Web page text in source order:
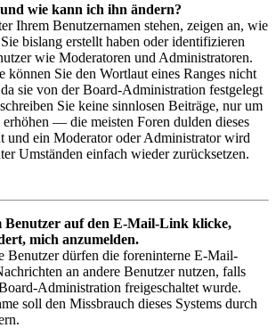
wie kann ich ihn ändern?
Ihrem Benutzernamen stehen, zeigen an, wie
bislang erstellt haben oder identifizieren
wie Moderatoren und Administratoren.
können Sie den Wortlaut eines Ranges nicht
sie von der Board-Administration festgelegt
Sie keine sinnlosen Beiträge, nur um
— die meisten Foren dulden dieses
und ein Moderator oder Administrator wird
Umständen einfach wieder zurücksetzen.
Benutzer auf den E-Mail-Link klicke,
mich anzumelden.
Benutzer dürfen die foreninterne E-Mail-
an andere Benutzer nutzen, falls
Administration freigeschaltet wurde.
soll den Missbrauch dieses Systems durch